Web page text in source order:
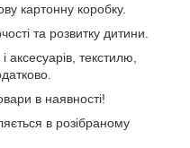
картонну коробку.
та розвитку дитини.
аксесуарів, текстилю,
в наявності!
в розібраному